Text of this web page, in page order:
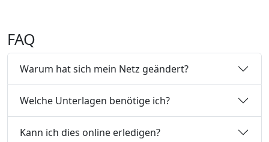
FAQ
Warum hat sich mein Netz geändert?
Welche Unterlagen benötige ich?
Kann ich dies online erledigen?